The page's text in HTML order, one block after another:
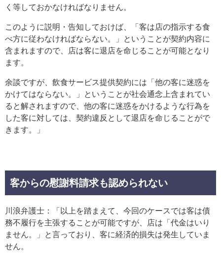
く等しておかなければなりません。
このように説明・告知しておけば、「客は店の指示する食
べ方に従わなければならない。」ということが契約内容に
含まれますので、店は客に退店を命じることが可能となり
ます。
余談ですが、飲食サービス提供契約には「他の客に迷惑を
かけてはならない。」ということが社会通念上含まれてい
ると解されますので、他の客に迷惑をかけるような行為を
した客に対しては、契約違反として退店を命じることがで
きます。」
客からの慰謝料請求も認められない
川浪弁護士：「以上を踏まえて、今回のケースでは客は債
務不履行を主張することが可能ですが、店は「代金はいり
ません。」と言っており、客に経済的損失は発生していま
せん。